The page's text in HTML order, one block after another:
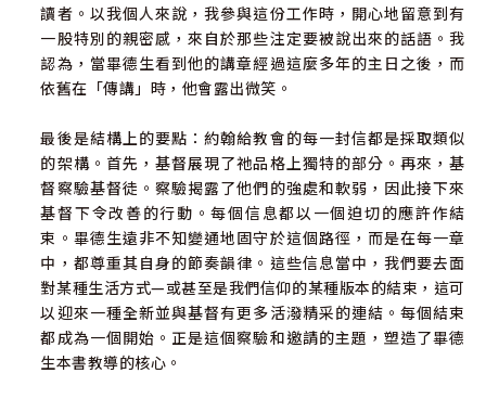
讀者。以我個人來說，我參與這份工作時，開心地留意到有
一股特別的親密感，來自於那些注定要被說出來的話語。我
認為，當畢德生看到他的講章經過這麼多年的主日之後，而
依舊在「傳講」時，他會露出微笑。
最後是結構上的要點：約翰給教會的每一封信都是採取類似
的架構。首先，基督展現了祂品格上獨特的部分。再來，基
督察驗基督徒。察驗揭露了他們的強處和軟弱，因此接下來
基督下令改善的行動。每個信息都以一個迫切的應許作結
束。畢德生遠非不知變通地固守於這個路徑，而是在每一章
中，都尊重其自身的節奏韻律。這些信息當中，我們要去面
對某種生活方式—或甚至是我們信仰的某種版本的結束，這可
以迎來一種全新並與基督有更多活潑精采的連結。每個結束
都成為一個開始。正是這個察驗和邀請的主題，塑造了畢德
生本書教導的核心。